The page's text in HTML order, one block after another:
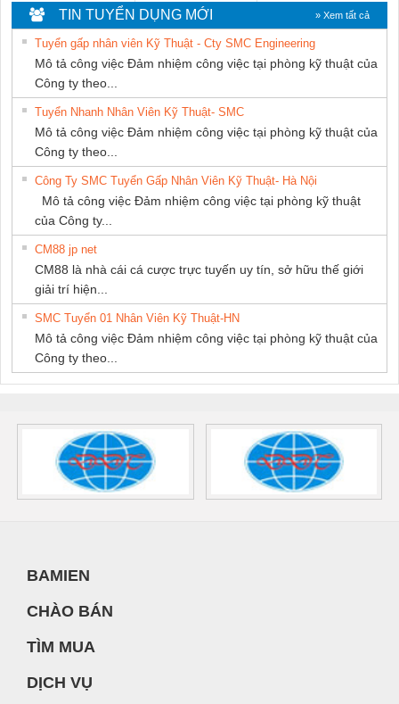
DỊCH VỤ XNK
PHƯƠNG NAM
TIẾN HƯNG
NGHIỆP NIHON
SETSUBI VIỆT
NAM
TIN TUYỂN DỤNG MỚI » Xem tất cả
Tuyển gấp nhân viên Kỹ Thuật - Cty SMC Engineering
Mô tả công việc Đảm nhiệm công việc tại phòng kỹ thuật của
Công ty theo...
Tuyển Nhanh Nhân Viên Kỹ Thuật- SMC
Mô tả công việc Đảm nhiệm công việc tại phòng kỹ thuật của
Công ty theo...
Công Ty SMC Tuyển Gấp Nhân Viên Kỹ Thuật- Hà Nội
Mô tả công việc Đảm nhiệm công việc tại phòng kỹ thuật
của Công ty...
CM88 jp net
CM88 là nhà cái cá cược trực tuyến uy tín, sở hữu thế giới
giải trí hiện...
SMC Tuyển 01 Nhân Viên Kỹ Thuật-HN
Mô tả công việc Đảm nhiệm công việc tại phòng kỹ thuật của
Công ty theo...
BAMIEN
CHÀO BÁN
TÌM MUA
DỊCH VỤ